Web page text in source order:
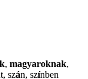
, magyaroknak,
szán, színben